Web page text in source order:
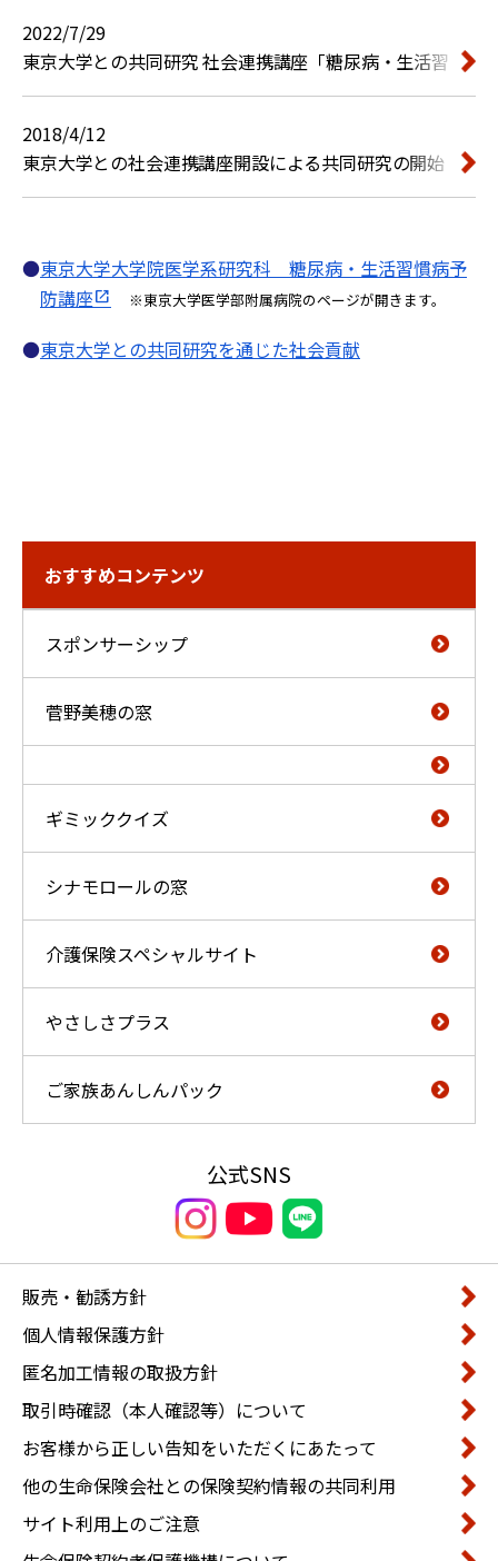
2022/7/29
東京大学との共同研究 社会連携講座「糖尿病・生活習慣
2018/4/12
東京大学との社会連携講座開設による共同研究の開始
東京大学大学院医学系研究科 糖尿病・生活習慣病予
防講座
※東京大学医学部附属病院のページが開きます。
東京大学との共同研究を通じた社会貢献
おすすめコンテンツ
スポンサーシップ
菅野美穂の窓
ギミッククイズ
シナモロールの窓
介護保険スペシャルサイト
やさしさプラス
ご家族あんしんパック
公式SNS
販売・勧誘方針
個人情報保護方針
匿名加工情報の取扱方針
取引時確認（本人確認等）について
お客様から正しい告知をいただくにあたって
他の生命保険会社との保険契約情報の共同利用
サイト利用上のご注意